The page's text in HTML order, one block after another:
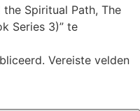
the Spiritual Path, The
Series 3)” te
Vereiste velden